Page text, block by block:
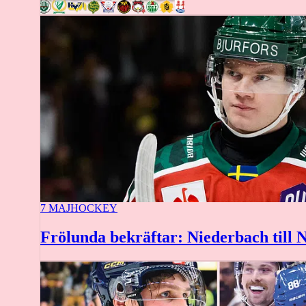
7 MAJHOCKEY
Frölunda bekräftar: Niederbach till